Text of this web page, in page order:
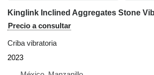
Precio a consultar
Criba vibratoria
2023